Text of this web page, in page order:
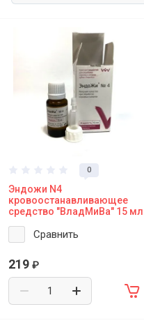
0
Эндожи N4
кровоостанавливающее
средство "ВладМиВа" 15 мл
Сравнить
219 ₽